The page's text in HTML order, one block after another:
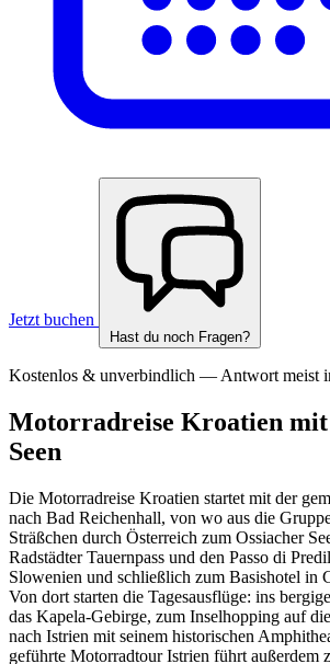
Jetzt buchen
Hast du noch Fragen?
Kostenlos & unverbindlich — Antwort meist
Motorradreise Kroatien
Seen
Die Motorradreise Kroatien startet mit der
nach Bad Reichenhall, von wo aus die
Sträßchen durch Österreich zum Ossiacher
Radstädter Tauernpass und den Passo di
Slowenien und schließlich zum Basishotel in
Von dort starten die Tagesausflüge: ins
das Kapela-Gebirge, zum Inselhopping auf
nach Istrien mit seinem historischen
geführte Motorradtour Istrien führt außerdem